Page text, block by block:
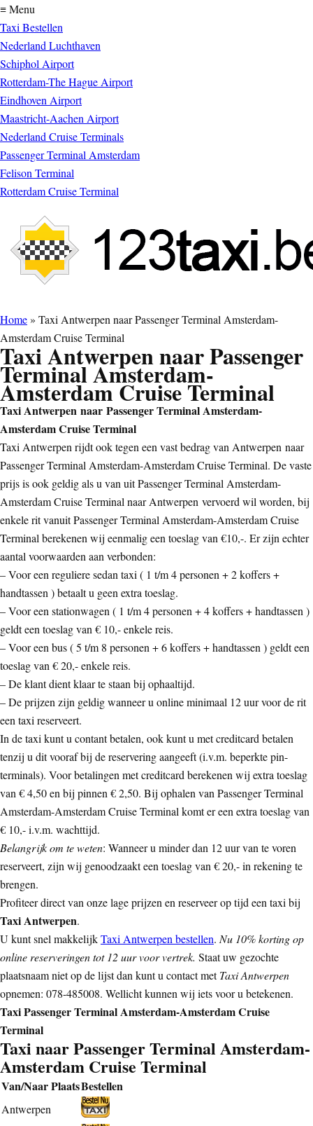
≡ Menu
Taxi Bestellen
Nederland Luchthaven
Schiphol Airport
Rotterdam-The Hague Airport
Eindhoven Airport
Maastricht-Aachen Airport
Nederland Cruise Terminals
Passenger Terminal Amsterdam
Felison Terminal
Rotterdam Cruise Terminal
Home» Taxi Antwerpen naar Passenger Terminal Amsterdam-
Amsterdam Cruise Terminal
Taxi Antwerpen naar Passenger
Terminal Amsterdam-
Amsterdam Cruise Terminal
Taxi Antwerpen naar Passenger Terminal Amsterdam-
Amsterdam Cruise Terminal
Taxi Antwerpen rijdt ook tegen een vast bedrag van Antwerpen naar
Passenger Terminal Amsterdam-Amsterdam Cruise Terminal. De vaste
prijs is ook geldig als u van uit Passenger Terminal Amsterdam-
Amsterdam Cruise Terminal naar Antwerpen vervoerd wil worden, bij
enkele rit vanuit Passenger Terminal Amsterdam-Amsterdam Cruise
Terminal berekenen wij eenmalig een toeslag van €10,-. Er zijn echter
aantal voorwaarden aan verbonden:
– Voor een reguliere sedan taxi ( 1 t/m 4 personen + 2 koffers +
handtassen ) betaalt u geen extra toeslag.
– Voor een stationwagen ( 1 t/m 4 personen + 4 koffers + handtassen )
geldt een toeslag van € 10,- enkele reis.
– Voor een bus ( 5 t/m 8 personen + 6 koffers + handtassen ) geldt een
toeslag van € 20,- enkele reis.
– De klant dient klaar te staan bij ophaaltijd.
– De prijzen zijn geldig wanneer u online minimaal 12 uur voor de rit
een taxi reserveert.
In de taxi kunt u contant betalen, ook kunt u met creditcard betalen
tenzij u dit vooraf bij de reservering aangeeft (i.v.m. beperkte pin-
terminals). Voor betalingen met creditcard berekenen wij extra toeslag
van € 4,50 en bij pinnen € 2,50. Bij ophalen van Passenger Terminal
Amsterdam-Amsterdam Cruise Terminal komt er een extra toeslag van
€ 10,- i.v.m. wachttijd.
Belangrijk om te weten: Wanneer u minder dan 12 uur van te voren
reserveert, zijn wij genoodzaakt een toeslag van € 20,- in rekening te
brengen.
Profiteer direct van onze lage prijzen en reserveer op tijd een taxi bij
Taxi Antwerpen.
U kunt snel makkelijkTaxi Antwerpen bestellen. Nu 10% korting op
online reserveringen tot 12 uur voor vertrek. Staat uw gezochte
plaatsnaam niet op de lijst dan kunt u contact metTaxi Antwerpen
opnemen: 078-485008. Wellicht kunnen wij iets voor u betekenen.
Taxi Passenger Terminal Amsterdam-Amsterdam Cruise
Terminal
Taxi naar Passenger Terminal Amsterdam-
Amsterdam Cruise Terminal
Van/Naar PlaatsBestellen
Antwerpen